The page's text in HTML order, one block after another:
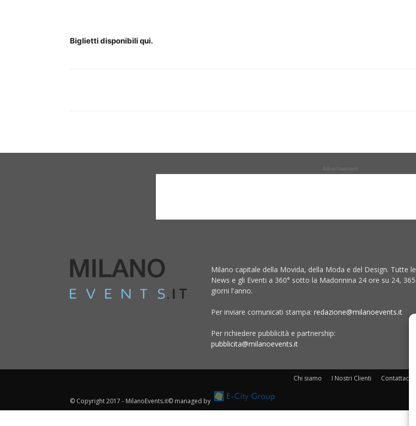
Biglietti disponibili qui.
Advertisement
Milano capitale della Movida, della Moda e del Design. Tutte le
News e gli Eventi a 360° sotto la Madonnina 24 ore su 24, 365
giorni l'anno.
Per inviare comunicati stampa: redazione@milanoevents.it
Per richiedere pubblicità e partnership:
pubblicita@milanoevents.it
Chi siamo I Nostri Clienti Contattaci
© Copyright 2017 - MilanoEvents.it© managed by